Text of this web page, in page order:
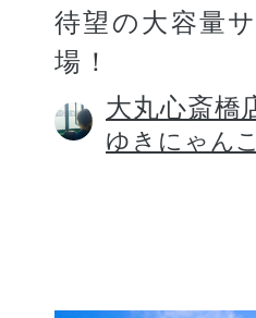
待望の大容量
場！
大丸心斎橋
ゆきにゃんこ